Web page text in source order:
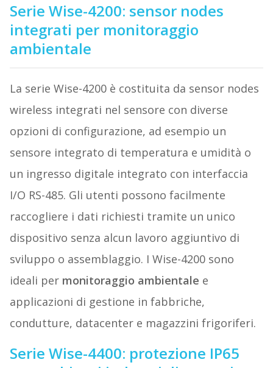
Serie Wise-4200: sensor nodes
integrati per monitoraggio
ambientale
La serie Wise-4200 è costituita da sensor nodes
wireless integrati nel sensore con diverse
opzioni di configurazione, ad esempio un
sensore integrato di temperatura e umidità o
un ingresso digitale integrato con interfaccia
I/O RS-485. Gli utenti possono facilmente
raccogliere i dati richiesti tramite un unico
dispositivo senza alcun lavoro aggiuntivo di
sviluppo o assemblaggio. I Wise-4200 sono
ideali per monitoraggio ambientale e
applicazioni di gestione in fabbriche,
condutture, datacenter e magazzini frigoriferi.
Serie Wise-4400: protezione IP65